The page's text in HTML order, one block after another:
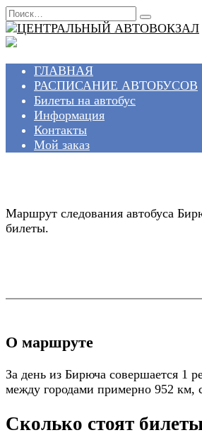
Перейти
к
содержанию
Search
for:
ГЛАВНАЯ
РАСПИСАНИЕ АВТОБУСОВ
Билеты на автобус
Информация
Контакты
Мой заказ
Маршрут следования автобуса
билеты.
О маршруте
За день из Бирюча совершается 1
между городами примерно 952 км,
Сколько стоят